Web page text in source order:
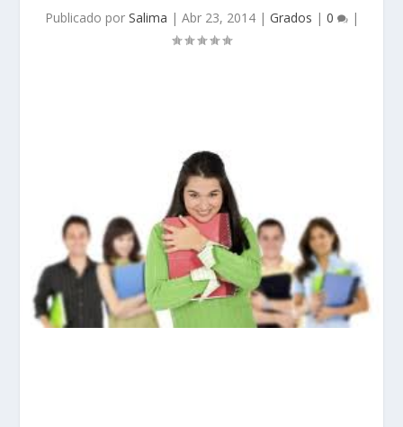
Publicado por Salima | Abr 23, 2014| Grados | 0 |